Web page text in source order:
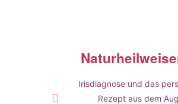
Irisdiagnose und das
Rezept aus dem